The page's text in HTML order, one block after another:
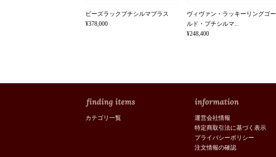
ビーズラックプチシルマプラス
¥378,000
ヴィヴァン・ラッキーリングゴー
ルド・プチシルマ...
¥248,400
カテゴリ一覧
運営会社情報
特定商取引法に基づく表示
プライバシーポリシー
注文情報の確認